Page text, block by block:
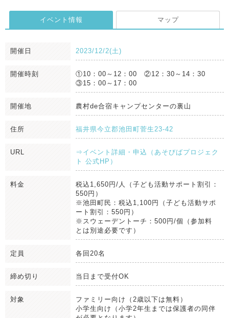
イベント情報 マップ
開催日 2023/12/2(土)
開催時刻
①10：00～12：00 ②12：30～14：30
③15：00～17：00
開催地 農村de合宿キャンプセンターの裏山
住所 福井県今立郡池田町菅生23-42
URL
⇒イベント詳細・申込（あそびばプロジェク
ト 公式HP）
料金
税込1,650円/人（子ども活動サポート割引：
550円）
※池田町民：税込1,100円（子ども活動サポ
ート割引：550円）
※スウェーデントーチ：500円/個（参加料
とは別途必要です）
定員 各回20名
締め切り 当日まで受付OK
対象
ファミリー向け（2歳以下は無料）
小学生向け（小学2年生までは保護者の同伴